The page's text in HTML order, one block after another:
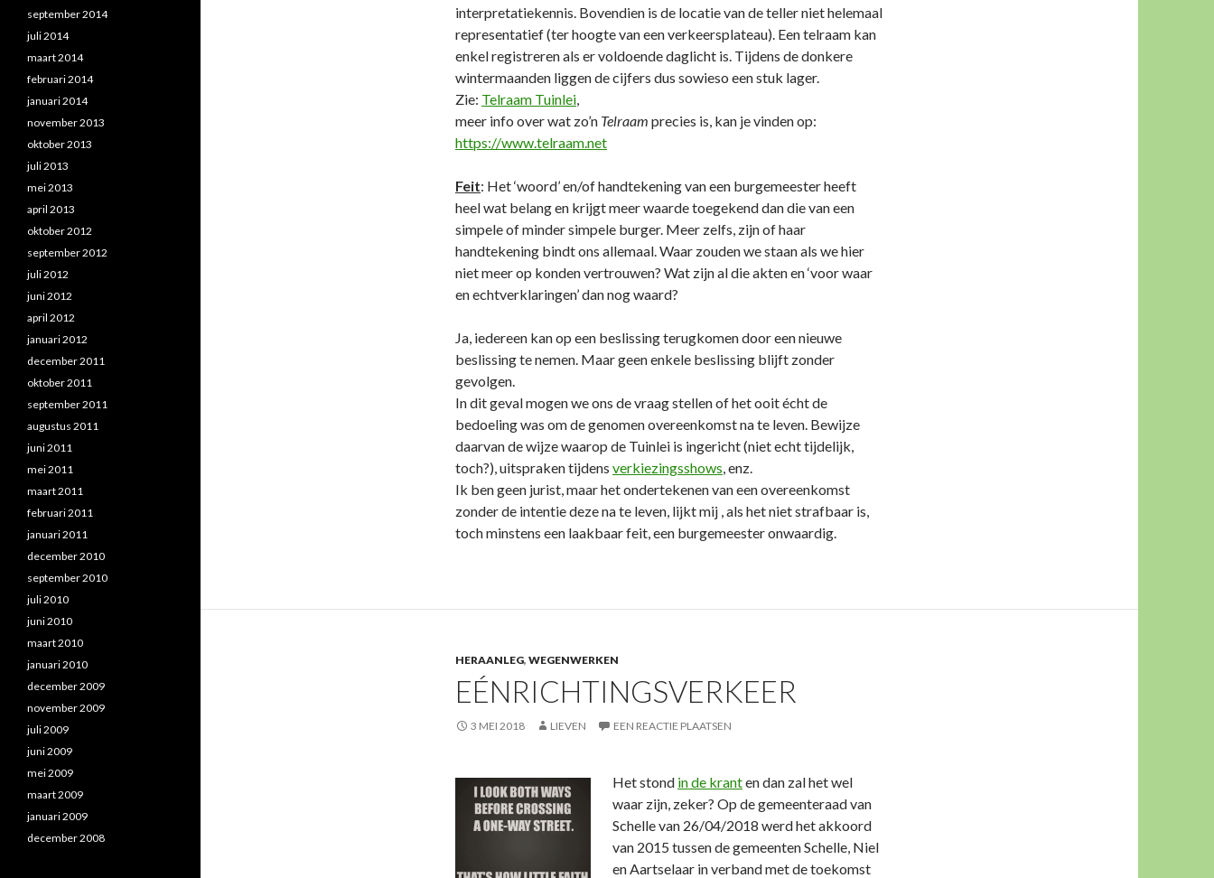
interpretatiekennis. Bovendien is de locatie van de teller niet helemaal
representatief (ter hoogte van een verkeersplateau). Een telraam kan
enkel registreren als er voldoende daglicht is. Tijdens de donkere
wintermaanden liggen de cijfers dus sowieso een stuk lager.
Zie: Telraam Tuinlei,
meer info over wat zo’n Telraam precies is, kan je vinden op:
https://www.telraam.net
Feit: Het ‘woord’ en/of handtekening van een burgemeester heeft
heel wat belang en krijgt meer waarde toegekend dan die van een
simpele of minder simpele burger. Meer zelfs, zijn of haar
handtekening bindt ons allemaal. Waar zouden we staan als we hier
niet meer op konden vertrouwen? Wat zijn al die akten en ‘voor waar
en echtverklaringen’ dan nog waard?
Ja, iedereen kan op een beslissing terugkomen door een nieuwe
beslissing te nemen. Maar geen enkele beslissing blijft zonder
gevolgen.
In dit geval mogen we ons de vraag stellen of het ooit écht de
bedoeling was om de genomen overeenkomst na te leven. Bewijze
daarvan de wijze waarop de Tuinlei is ingericht (niet echt tijdelijk,
toch?), uitspraken tijdens verkiezingsshows, enz.
Ik ben geen jurist, maar het ondertekenen van een overeenkomst
zonder de intentie deze na te leven, lijkt mij , als het niet strafbaar is,
toch minstens een laakbaar feit, een burgemeester onwaardig.
HERAANLEG, WEGENWERKEN
EÉNRICHTINGSVERKEER
3 MEI 2018 LIEVEN EEN REACTIE PLAATSEN
Het stond in de kranten dan zal het wel
waar zijn, zeker? Op de gemeenteraad van
Schelle van 26/04/2018 werd het akkoord
van 2015 tussen de gemeenten Schelle, Niel
en Aartselaar in verband met de toekomst
september 2014
juli 2014
maart 2014
februari 2014
januari 2014
november 2013
oktober 2013
juli 2013
mei 2013
april 2013
oktober 2012
september 2012
juli 2012
juni 2012
april 2012
januari 2012
december 2011
oktober 2011
september 2011
augustus 2011
juni 2011
mei 2011
maart 2011
februari 2011
januari 2011
december 2010
september 2010
juli 2010
juni 2010
maart 2010
januari 2010
december 2009
november 2009
juli 2009
juni 2009
mei 2009
maart 2009
januari 2009
december 2008